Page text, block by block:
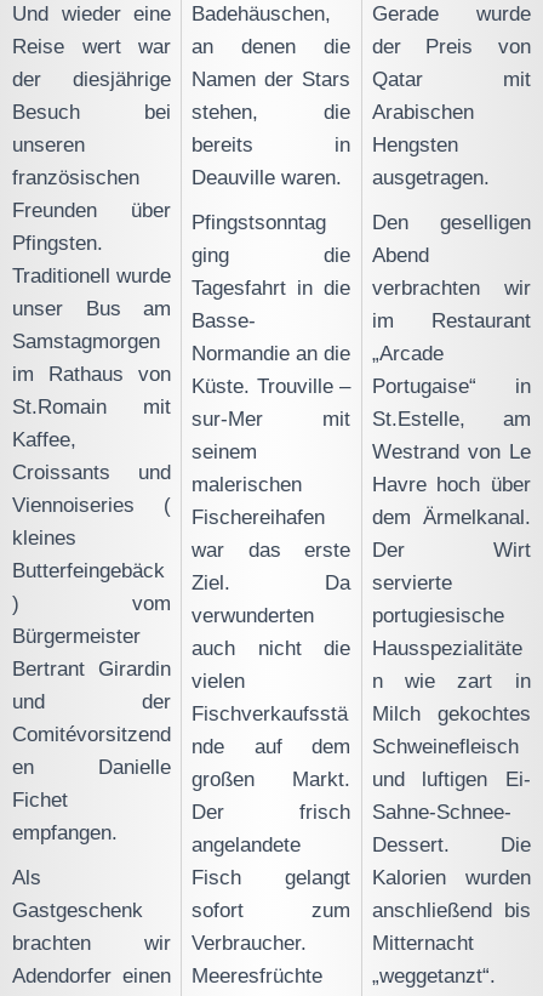
Und wieder eine
Reise wert war
der diesjährige
Besuch bei
unseren
französischen
Freunden über
Pfingsten.
Traditionell wurde
unser Bus am
Samstagmorgen
im Rathaus von
St.Romain mit
Kaffee,
Croissants und
Viennoiseries (
kleines
Butterfeingebäck
) vom
Bürgermeister
Bertrant Girardin
und der
Comitévorsitzend
en Danielle
Fichet
empfangen.
Als
Gastgeschenk
brachten wir
Adendorfer einen
Badehäuschen,
an denen die
Namen der Stars
stehen, die
bereits in
Deauville waren.
Pfingstsonntag
ging die
Tagesfahrt in die
Basse-
Normandie an die
Küste. Trouville –
sur-Mer mit
seinem
malerischen
Fischereihafen
war das erste
Ziel. Da
verwunderten
auch nicht die
vielen
Fischverkaufsstä
nde auf dem
großen Markt.
Der frisch
angelandete
Fisch gelangt
sofort zum
Verbraucher.
Meeresfrüchte
Gerade wurde
der Preis von
Qatar mit
Arabischen
Hengsten
ausgetragen.
Den geselligen
Abend
verbrachten wir
im Restaurant
„Arcade
Portugaise“ in
St.Estelle, am
Westrand von Le
Havre hoch über
dem Ärmelkanal.
Der Wirt
servierte
portugiesische
Hausspezialitäte
n wie zart in
Milch gekochtes
Schweinefleisch
und luftigen Ei-
Sahne-Schnee-
Dessert. Die
Kalorien wurden
anschließend bis
Mitternacht
„weggetanzt“.